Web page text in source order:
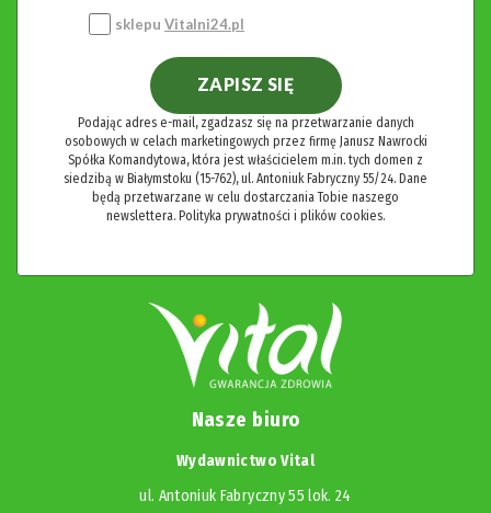
sklepu Vitalni24.pl
ZAPISZ SIĘ
Podając adres e-mail, zgadzasz się na przetwarzanie danych
osobowych w celach marketingowych przez firmę Janusz Nawrocki
Spółka Komandytowa, która jest właścicielem m.in. tych domen z
siedzibą w Białymstoku (15-762), ul. Antoniuk Fabryczny 55/24. Dane
będą przetwarzane w celu dostarczania Tobie naszego
newslettera. Polityka prywatności i plików cookies.
Nasze biuro
Wydawnictwo Vital
ul. Antoniuk Fabryczny 55 lok. 24